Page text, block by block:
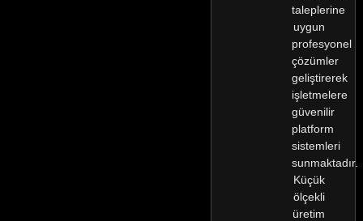
taleplerine
uygun
profesyonel
çözümler
geliştirerek
işletmelere
güvenilir
platform
sistemleri
sunmaktadır.
Küçük
ölçekli
üretim